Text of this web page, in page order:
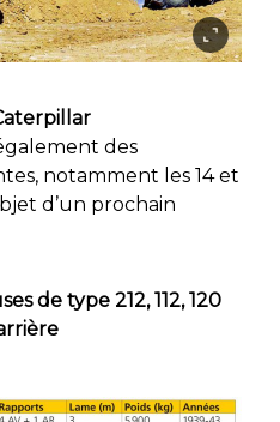
des
notamment les 14 et
d’un prochain
de type 212, 112, 120